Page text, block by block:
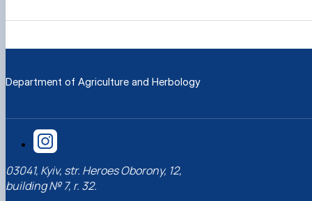
Department of Agriculture and Herbology
03041, Kyiv, str. Heroes Oborony, 12,
building № 7, r. 32.